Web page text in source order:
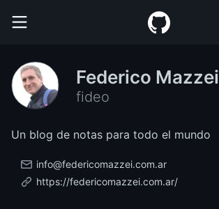
Federico Mazzei
fideo
Un blog de notas para todo el mundo
info@federicomazzei.com.ar
https://federicomazzei.com.ar/